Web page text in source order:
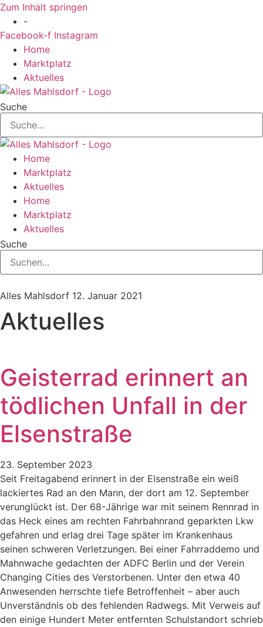
Zum Inhalt springen
-
Facebook-f Instagram
Home
Marktplatz
Aktuelles
Suche
Home
Marktplatz
Aktuelles
Home
Marktplatz
Aktuelles
Suche
Alles Mahlsdorf 12. Januar 2021
Aktuelles
Geisterrad erinnert an
tödlichen Unfall in der
Elsenstraße
23. September 2023
Seit Freitagabend erinnert in der Elsenstraße ein weiß
lackiertes Rad an den Mann, der dort am 12. September
verunglückt ist. Der 68-Jährige war mit seinem Rennrad in
das Heck eines am rechten Fahrbahnrand geparkten Lkw
gefahren und erlag drei Tage später im Krankenhaus
seinen schweren Verletzungen. Bei einer Fahrraddemo und
Mahnwache gedachten der ADFC Berlin und der Verein
Changing Cities des Verstorbenen. Unter den etwa 40
Anwesenden herrschte tiefe Betroffenheit – aber auch
Unverständnis ob des fehlenden Radwegs. Mit Verweis auf
den einige Hundert Meter entfernten Schulstandort schrieb